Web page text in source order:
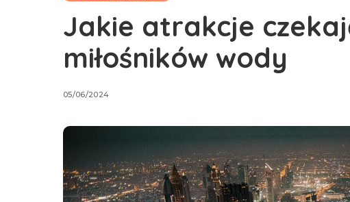
Jakie atrakcje
miłośników wody
05/06/2024